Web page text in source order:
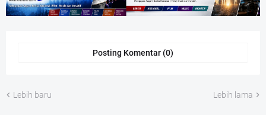
Posting Komentar (0)
Lebih baru Lebih lama